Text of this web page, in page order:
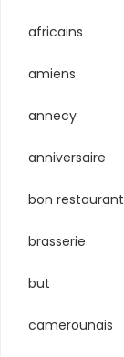
africains
amiens
annecy
anniversaire
bon restaurant
brasserie
but
camerounais